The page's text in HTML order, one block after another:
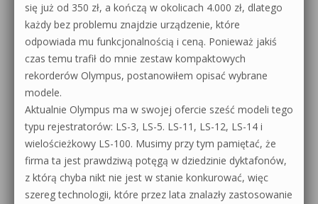
się już od 350 zł, a kończą w okolicach 4.000 zł, dlatego
każdy bez problemu znajdzie urządzenie, które
odpowiada mu funkcjonalnością i ceną. Ponieważ jakiś
czas temu trafił do mnie zestaw kompaktowych
rekorderów Olympus, postanowiłem opisać wybrane
modele.
Aktualnie Olympus ma w swojej ofercie sześć modeli tego
typu rejestratorów: LS-3, LS-5. LS-11, LS-12, LS-14 i
wielościeżkowy LS-100. Musimy przy tym pamiętać, że
firma ta jest prawdziwą potęgą w dziedzinie dyktafonów,
z którą chyba nikt nie jest w stanie konkurować, więc
szereg technologii, które przez lata znalazły zastosowanie